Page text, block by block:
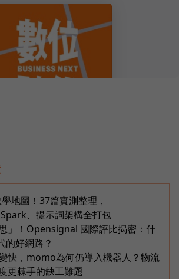
地圖！37篇實測整理，
、提示詞架構全打包
」！Opensignal 國際評比揭密：什
的好網路？
快，momo為何仍導入機器人？物流
更棘手的缺工難題